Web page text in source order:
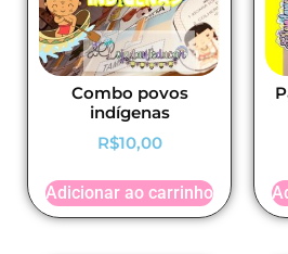
Combo povos
indígenas
R$10,00
Adicionar ao carrinho